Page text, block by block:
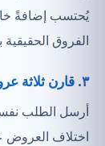
يُحتسب إضافةً
الفروق
٣. قارن ثلاثة عروض بمواصفات موحّدة
أرسل الطلب
اختلاف العروض